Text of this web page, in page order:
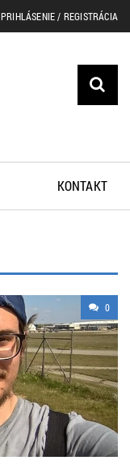
PRIHLÁSENIE / REGISTRÁCIA
KONTAKT
0